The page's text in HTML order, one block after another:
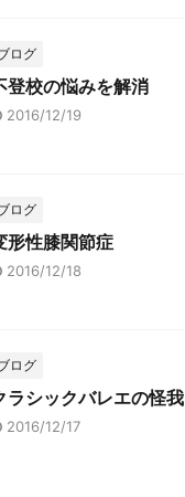
ログ
登校の悩みを解消
2016/12/19
ログ
形性膝関節症
2016/12/18
ログ
ラシックバレエの怪我
2016/12/17